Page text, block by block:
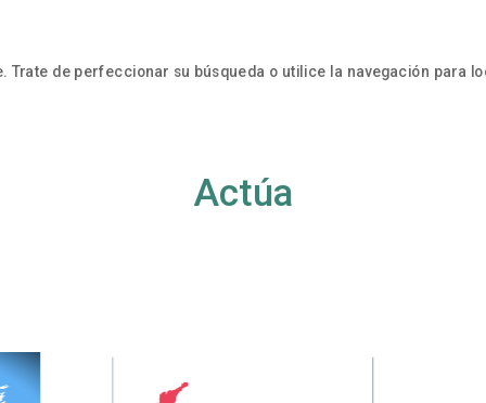
Trate de perfeccionar su búsqueda o utilice la navegación para
Actúa